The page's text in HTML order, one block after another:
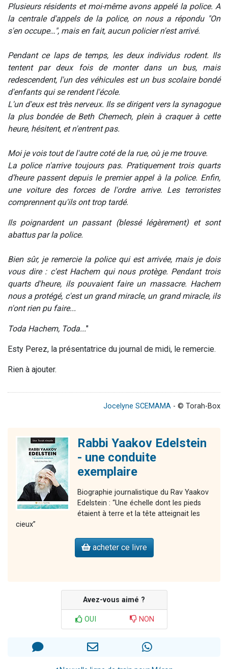
Plusieurs résidents et moi-même avons appelé la police. A
la centrale d'appels de la police, on nous a répondu "On
s'en occupe…", mais en fait, aucun policier n'est arrivé.
Pendant ce laps de temps, les deux individus rodent. Ils
tentent par deux fois de monter dans un bus, mais
redescendent, l'un des véhicules est un bus scolaire bondé
d'enfants qui se rendent l'école.
L'un d'eux est très nerveux. Ils se dirigent vers la synagogue
la plus bondée de Beth Chemech, plein à craquer à cette
heure, hésitent, et n'entrent pas.
Moi je vois tout de l'autre coté de la rue, où je me trouve.
La police n'arrive toujours pas. Pratiquement trois quarts
d’heure passent depuis le premier appel à la police. Enfin,
une voiture des forces de l'ordre arrive. Les terroristes
comprennent qu'ils ont trop tardé.
Ils poignardent un passant (blessé légèrement) et sont
abattus par la police.
Bien sûr, je remercie la police qui est arrivée, mais je dois
vous dire : c'est Hachem qui nous protège. Pendant trois
quarts d'heure, ils pouvaient faire un massacre. Hachem
nous a protégé, c'est un grand miracle, un grand miracle, ils
n'ont rien pu faire...
Toda Hachem, Toda..."
Esty Perez, la présentatrice du journal de midi, le remercie.
Rien à ajouter.
Jocelyne SCEMAMA - © Torah-Box
Rabbi Yaakov Edelstein
- une conduite
exemplaire
Biographie journalistique du Rav Yaakov
Edelstein : “Une échelle dont les pieds
étaient à terre et la tête atteignait les
cieux”
acheter ce livre
Avez-vous aimé ?
OUI NON